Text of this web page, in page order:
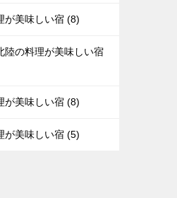
が美味しい宿 (8)
陸の料理が美味しい宿
が美味しい宿 (8)
が美味しい宿 (5)